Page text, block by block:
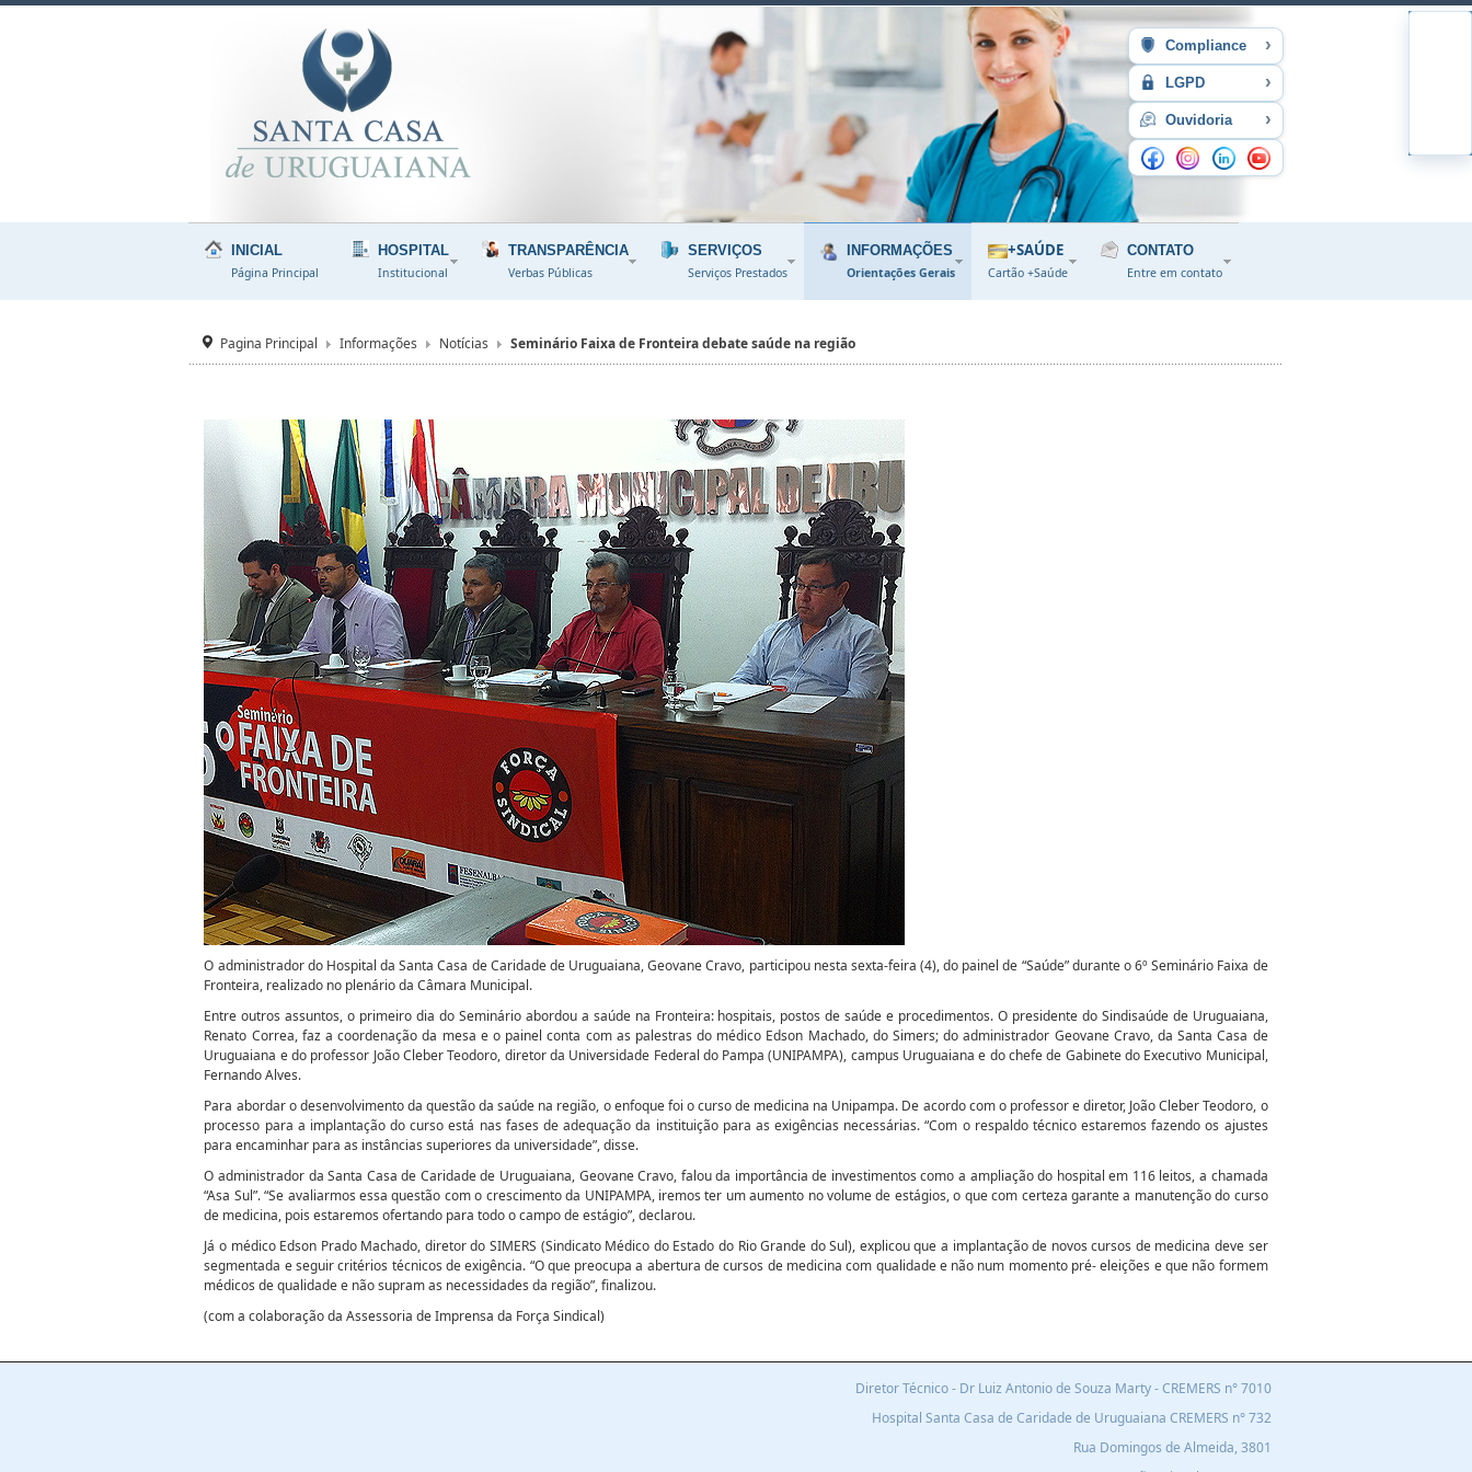
Compliance ›
LGPD ›
Ouvidoria ›
INICIAL
Página Principal
HOSPITAL
Institucional
TRANSPARÊNCIA
Verbas Públicas
SERVIÇOS
Serviços Prestados
INFORMAÇÕES
Orientações Gerais
+SAÚDE
Cartão +Saúde
CONTATO
Entre em contato
Pagina Principal Informações Notícias Seminário Faixa de Fronteira debate saúde na região
O administrador do Hospital da Santa Casa de Caridade de Uruguaiana, Geovane Cravo, participou nesta sexta-feira (4), do painel de “Saúde” durante o 6º Seminário Faixa de
Fronteira, realizado no plenário da Câmara Municipal.
Entre outros assuntos, o primeiro dia do Seminário abordou a saúde na Fronteira: hospitais, postos de saúde e procedimentos. O presidente do Sindisaúde de Uruguaiana,
Renato Correa, faz a coordenação da mesa e o painel conta com as palestras do médico Edson Machado, do Simers; do administrador Geovane Cravo, da Santa Casa de
Uruguaiana e do professor João Cleber Teodoro, diretor da Universidade Federal do Pampa (UNIPAMPA), campus Uruguaiana e do chefe de Gabinete do Executivo Municipal,
Fernando Alves.
Para abordar o desenvolvimento da questão da saúde na região, o enfoque foi o curso de medicina na Unipampa. De acordo com o professor e diretor, João Cleber Teodoro, o
processo para a implantação do curso está nas fases de adequação da instituição para as exigências necessárias. “Com o respaldo técnico estaremos fazendo os ajustes
para encaminhar para as instâncias superiores da universidade”, disse.
O administrador da Santa Casa de Caridade de Uruguaiana, Geovane Cravo, falou da importância de investimentos como a ampliação do hospital em 116 leitos, a chamada
“Asa Sul”. “Se avaliarmos essa questão com o crescimento da UNIPAMPA, iremos ter um aumento no volume de estágios, o que com certeza garante a manutenção do curso
de medicina, pois estaremos ofertando para todo o campo de estágio”, declarou.
Já o médico Edson Prado Machado, diretor do SIMERS (Sindicato Médico do Estado do Rio Grande do Sul), explicou que a implantação de novos cursos de medicina deve ser
segmentada e seguir critérios técnicos de exigência. “O que preocupa a abertura de cursos de medicina com qualidade e não num momento pré- eleições e que não formem
médicos de qualidade e não supram as necessidades da região”, finalizou.
(com a colaboração da Assessoria de Imprensa da Força Sindical)
Diretor Técnico - Dr Luiz Antonio de Souza Marty - CREMERS n° 7010
Hospital Santa Casa de Caridade de Uruguaiana CREMERS n°732
Rua Domingos de Almeida, 3801